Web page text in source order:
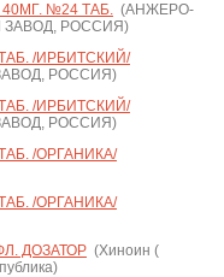
№24 ТАБ.(АНЖЕРО-
РОССИЯ)
/ИРБИТСКИЙ/
РОССИЯ)
/ИРБИТСКИЙ/
РОССИЯ)
/ОРГАНИКА/
/ОРГАНИКА/
ДОЗАТОР(Хиноин (